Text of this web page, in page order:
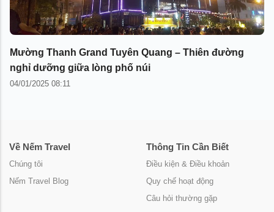
Mường Thanh Grand Tuyên Quang – Thiên đường
nghỉ dưỡng giữa lòng phố núi
04/01/2025 08:11
Về Nếm Travel
Chúng tôi
Nếm Travel Blog
Thông Tin Cần Biết
Điều kiện & Điều khoản
Quy chế hoạt động
Câu hỏi thường gặp